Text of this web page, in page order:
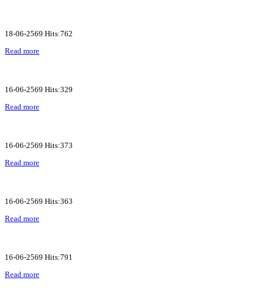
18-06-2569 Hits:762
Read more
16-06-2569 Hits:329
Read more
16-06-2569 Hits:373
Read more
16-06-2569 Hits:363
Read more
16-06-2569 Hits:791
Read more